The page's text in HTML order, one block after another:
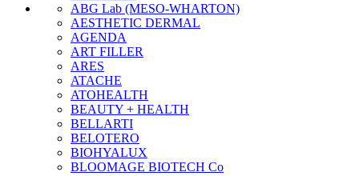
ABG Lab (MESO-WHARTON)
AESTHETIC DERMAL
AGENDA
ART FILLER
ARES
ATACHE
ATOHEALTH
BEAUTY + HEALTH
BELLARTI
BELOTERO
BIOHYALUX
BLOOMAGE BIOTECH Co